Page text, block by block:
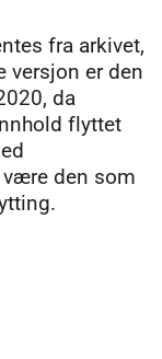
fra arkivet,
versjon er den
da
flyttet
den som